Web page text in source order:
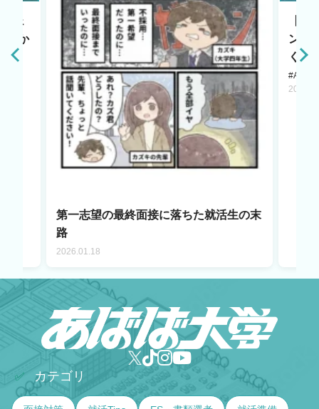
ェ
点か
第一志望の最終面接に落ちた就活生の末
路
2026.01.18
ント
く若
#AI LAB
✅ カテゴリ